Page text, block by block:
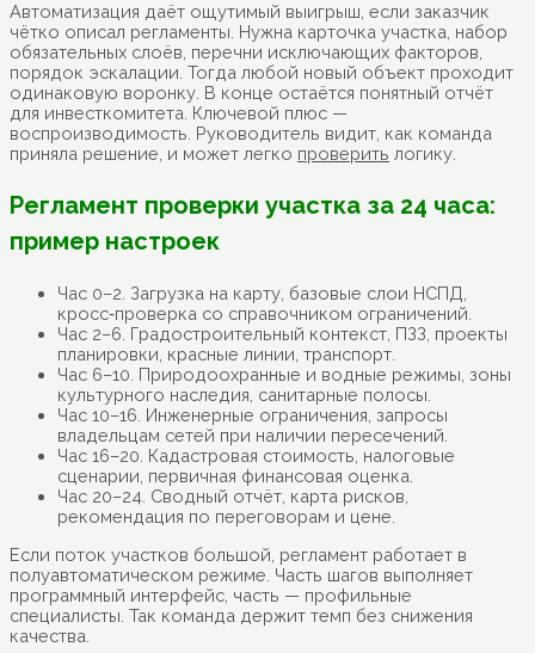
Автоматизация даёт ощутимый выигрыш, если заказчик
чётко описал регламенты. Нужна карточка участка, набор
обязательных слоёв, перечни исключающих факторов,
порядок эскалации. Тогда любой новый объект проходит
одинаковую воронку. В конце остаётся понятный отчёт
для инвесткомитета. Ключевой плюс —
воспроизводимость. Руководитель видит, как команда
приняла решение, и может легко проверить логику.
Регламент проверки участка за 24 часа:
пример настроек
Час 0–2. Загрузка на карту, базовые слои НСПД,
кросс‑проверка со справочником ограничений.
Час 2–6. Градостроительный контекст, ПЗЗ, проекты
планировки, красные линии, транспорт.
Час 6–10. Природоохранные и водные режимы, зоны
культурного наследия, санитарные полосы.
Час 10–16. Инженерные ограничения, запросы
владельцам сетей при наличии пересечений.
Час 16–20. Кадастровая стоимость, налоговые
сценарии, первичная финансовая оценка.
Час 20–24. Сводный отчёт, карта рисков,
рекомендация по переговорам и цене.
Если поток участков большой, регламент работает в
полуавтоматическом режиме. Часть шагов выполняет
программный интерфейс, часть — профильные
специалисты. Так команда держит темп без снижения
качества.